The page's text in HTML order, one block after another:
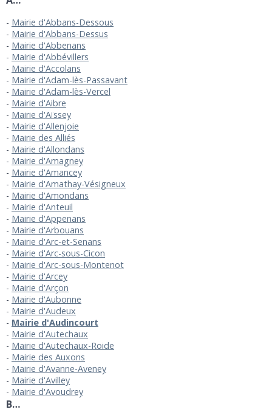
Mairie d'Abbans-Dessous
Mairie d'Abbans-Dessus
Mairie d'Abbenans
Mairie d'Abbévillers
Mairie d'Accolans
Mairie d'Adam-lès-Passavant
Mairie d'Adam-lès-Vercel
Mairie d'Aibre
Mairie d'Aïssey
Mairie d'Allenjoie
Mairie des Alliés
Mairie d'Allondans
Mairie d'Amagney
Mairie d'Amancey
Mairie d'Amathay-Vésigneux
Mairie d'Amondans
Mairie d'Anteuil
Mairie d'Appenans
Mairie d'Arbouans
Mairie d'Arc-et-Senans
Mairie d'Arc-sous-Cicon
Mairie d'Arc-sous-Montenot
Mairie d'Arcey
Mairie d'Arçon
Mairie d'Aubonne
Mairie d'Audeux
Mairie d'Audincourt
Mairie d'Autechaux
Mairie d'Autechaux-Roide
Mairie des Auxons
Mairie d'Avanne-Aveney
Mairie d'Avilley
Mairie d'Avoudrey
B…